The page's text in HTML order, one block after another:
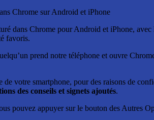
Chrome sur Android et iPhone
dans Chrome pour Android et iPhone, avec
favoris.
prend notre téléphone et ouvre
votre smartphone, pour des raisons de
des conseils et signets ajoutés.
pouvez appuyer sur le bouton des Autres